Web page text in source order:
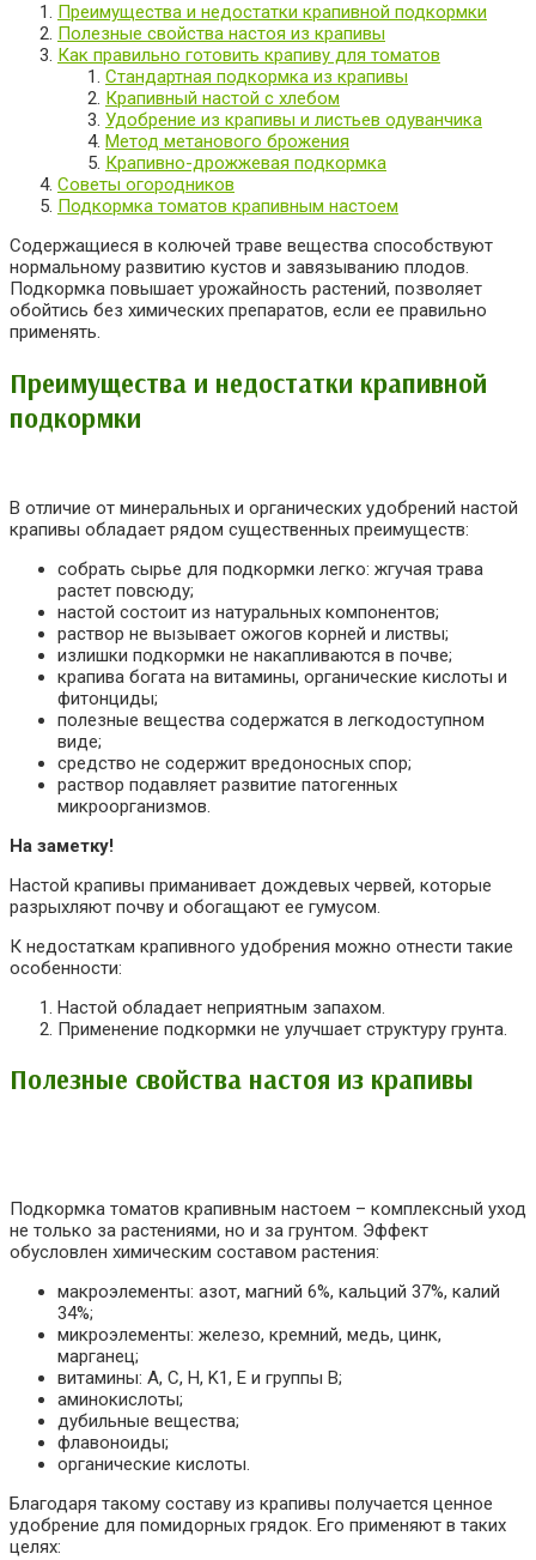
Преимущества и недостатки крапивной подкормки
Полезные свойства настоя из крапивы
Как правильно готовить крапиву для томатов
Стандартная подкормка из крапивы
Крапивный настой с хлебом
Удобрение из крапивы и листьев одуванчика
Метод метанового брожения
Крапивно-дрожжевая подкормка
Советы огородников
Подкормка томатов крапивным настоем
Содержащиеся в колючей траве вещества способствуют
нормальному развитию кустов и завязыванию плодов.
Подкормка повышает урожайность растений, позволяет
обойтись без химических препаратов, если ее правильно
применять.
Преимущества и недостатки крапивной
подкормки
В отличие от минеральных и органических удобрений настой
крапивы обладает рядом существенных преимуществ:
собрать сырье для подкормки легко: жгучая трава
растет повсюду;
настой состоит из натуральных компонентов;
раствор не вызывает ожогов корней и листвы;
излишки подкормки не накапливаются в почве;
крапива богата на витамины, органические кислоты и
фитонциды;
полезные вещества содержатся в легкодоступном
виде;
средство не содержит вредоносных спор;
раствор подавляет развитие патогенных
микроорганизмов.
На заметку!
Настой крапивы приманивает дождевых червей, которые
разрыхляют почву и обогащают ее гумусом.
К недостаткам крапивного удобрения можно отнести такие
особенности:
Настой обладает неприятным запахом.
Применение подкормки не улучшает структуру грунта.
Полезные свойства настоя из крапивы
Подкормка томатов крапивным настоем – комплексный уход
не только за растениями, но и за грунтом. Эффект
обусловлен химическим составом растения:
макроэлементы: азот, магний 6%, кальций 37%, калий
34%;
микроэлементы: железо, кремний, медь, цинк,
марганец;
витамины: A, C, H, K1, E и группы B;
аминокислоты;
дубильные вещества;
флавоноиды;
органические кислоты.
Благодаря такому составу из крапивы получается ценное
удобрение для помидорных грядок. Его применяют в таких
целях: